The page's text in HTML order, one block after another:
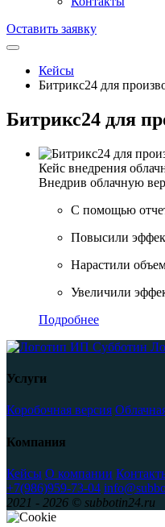
Оставить заявку
Кейсы
Битрикс24 для
Битрикс24 для
Кейс внедрения
Внедрив облачную
С помощью
Повысили
Нарастили
Увеличили
Подробнее
Услуги
Коробочная версия
Компания
Кейсы О компании
+7(986)959-73-04
2021 - 2026 © subbotin24.ru